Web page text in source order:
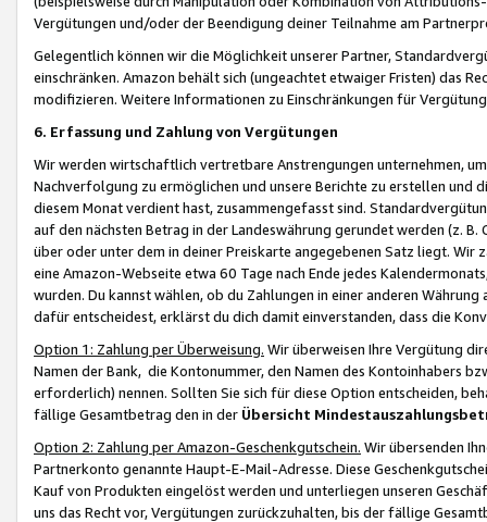
Vergütungen und/oder der Beendigung deiner Teilnahme am
Gelegentlich können wir die Möglichkeit unserer Partner,
einschränken. Amazon behält sich (ungeachtet etwaiger Fristen) das
modifizieren. Weitere Informationen zu Einschränkungen für
6. Erfassung und Zahlung von Vergütungen
Wir werden wirtschaftlich vertretbare Anstrengungen unternehmen,
Nachverfolgung zu ermöglichen und unsere Berichte zu erstellen und
diesem Monat verdient hast, zusammengefasst sind.
auf den nächsten Betrag in der Landeswährung gerundet werden (z.
über oder unter dem in deiner Preiskarte angegebenen Satz liegt.
eine Amazon-Webseite etwa 60 Tage nach Ende jedes
wurden. Du kannst wählen, ob du Zahlungen in einer anderen
dafür entscheidest, erklärst du dich damit einverstanden, dass die
Option 1: Zahlung per Überweisung. Wir überweisen Ihre Vergütung
Namen der Bank, die Kontonummer, den Namen des Kontoinhabers
erforderlich) nennen. Sollten Sie sich für diese Option entscheiden,
fällige Gesamtbetrag den in der Übersicht
Option 2: Zahlung per Amazon-Geschenkgutschein. Wir übersenden
Partnerkonto genannte Haupt-E-Mail-Adresse. Diese
Kauf von Produkten eingelöst werden und unterliegen unseren
uns das Recht vor, Vergütungen zurückzuhalten, bis der fällige